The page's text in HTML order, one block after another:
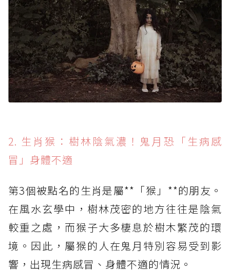
2. 生肖猴：樹林陰氣濃！鬼月恐「生病感
冒」身體不適
第3個被點名的生肖是屬**「猴」**的朋友。
在風水玄學中，樹林茂密的地方往往是陰氣
較重之處，而猴子大多棲息於樹木繁茂的環
境。因此，屬猴的人在鬼月特別容易受到影
響，出現生病感冒、身體不適的情況。